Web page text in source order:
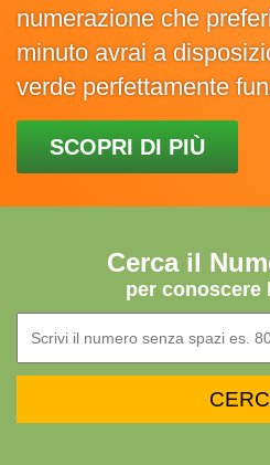
numerazione che
minuto avrai a
verde perfettamente
SCOPRI DI PIÙ
Cerca il
per conoscere